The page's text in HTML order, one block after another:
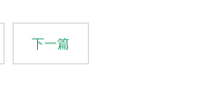
下一篇